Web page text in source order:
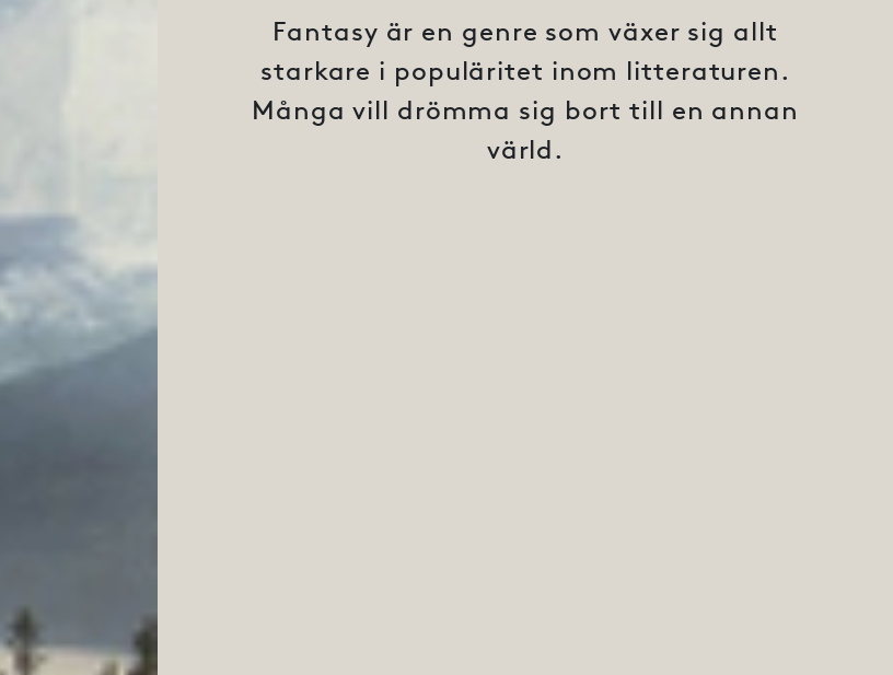
Fantasy är en genre som växer sig allt
starkare i populäritet inom litteraturen.
Många vill drömma sig bort till en annan
värld.